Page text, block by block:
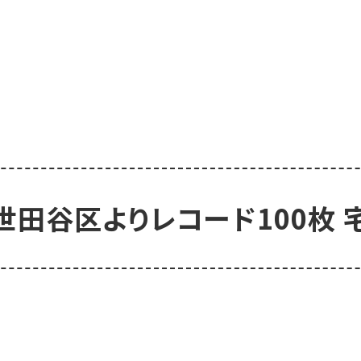
田谷区よりレコード100枚